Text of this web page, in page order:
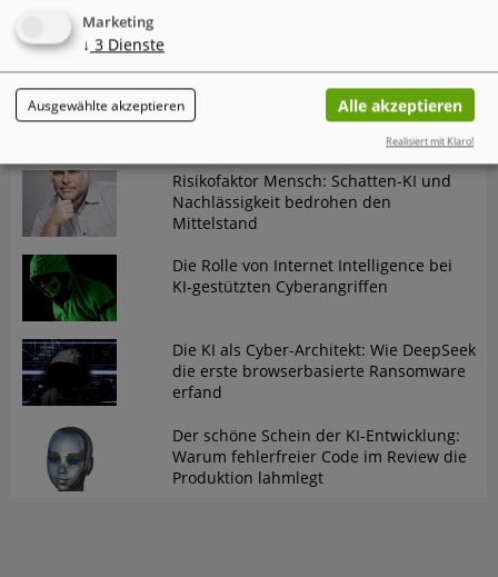
Cybersicherheit
Omnissa-Analyse "State of Digital
Workspace 2026
Risikofaktor Mensch: Schatten-KI und
Nachlässigkeit bedrohen den
Mittelstand
Die Rolle von Internet Intelligence bei
KI-gestützten Cyberangriffen
Die KI als Cyber-Architekt: Wie DeepSeek
die erste browserbasierte Ransomware
erfand
Der schöne Schein der KI-Entwicklung:
Warum fehlerfreier Code im Review die
Produktion lahmlegt
Marketing
↓ 3 Dienste
Ausgewählte akzeptieren Alle akzeptieren
Realisiert mit Klaro!